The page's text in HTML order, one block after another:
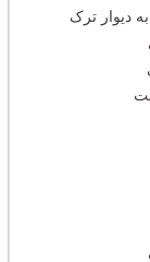
دیوار ترک